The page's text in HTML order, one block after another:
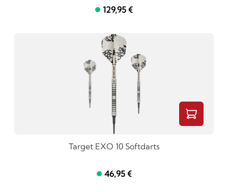
129,95 €
Target EXO 10 Softdarts
46,95 €